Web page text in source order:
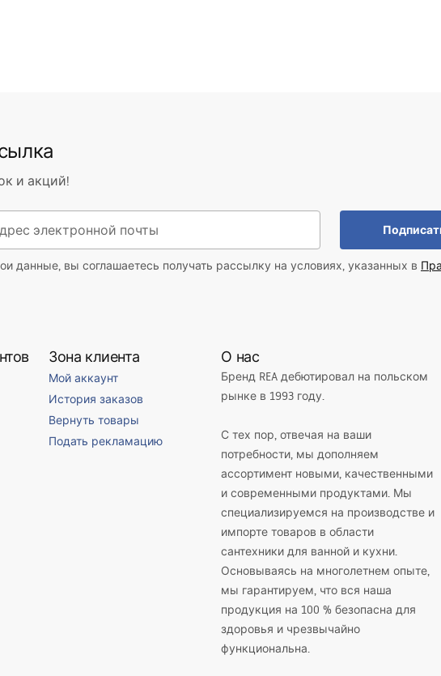
и акций!
данные, вы соглашаетесь получать рассылку на условиях, указанных в
Зона клиента
Мой аккаунт
История заказов
Вернуть товары
Подать рекламацию
О нас
Бренд REA дебютировал на польском
рынке в 1993 году.
С тех пор, отвечая на ваши
потребности, мы дополняем
ассортимент новыми, качественными
и современными продуктами. Мы
специализируемся на производстве и
импорте товаров в области
сантехники для ванной и кухни.
Основываясь на многолетнем опыте,
мы гарантируем, что вся наша
продукция на 100 % безопасна для
здоровья и чрезвычайно
функциональна.